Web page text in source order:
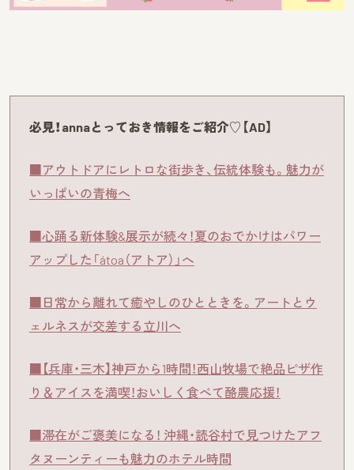
必見！annaとっておき情報をご紹介♡【AD】
■アウトドアにレトロな街歩き、伝統体験も。魅力が
いっぱいの青梅へ
■心踊る新体験&展示が続々！夏のおでかけはパワー
アップした「átoa（アトア）」へ
■日常から離れて癒やしのひとときを。アートとウ
ェルネスが交差する立川へ
■【兵庫・三木】神戸から1時間！西山牧場で絶品ピザ作
り＆アイスを満喫！おいしく食べて酪農応援！
■滞在がご褒美になる！ 沖縄・読谷村で見つけたアフ
タヌーンティーも魅力のホテル時間